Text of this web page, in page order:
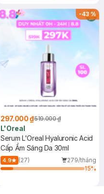
-43%
297.000 ₫519.000 ₫
L'Oreal
Serum L'Oreal Hyaluronic Acid
Cấp Ẩm Sáng Da 30ml
4.9 (27)
279/tháng
15%